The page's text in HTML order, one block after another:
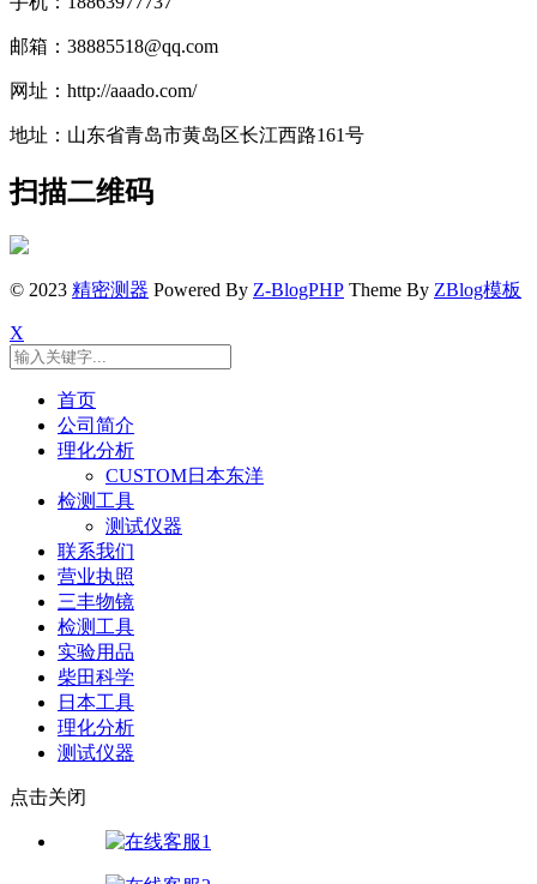
邮箱：38885518@qq.com
网址：http://aaado.com/
地址：山东省青岛市黄岛区长江西路161号
扫描二维码
© 2023 精密测器 Powered By Z-BlogPHP Theme By ZBlog模板
X
首页
公司简介
理化分析
CUSTOM日本东洋
检测工具
测试仪器
联系我们
营业执照
三丰物镜
检测工具
实验用品
柴田科学
日本工具
理化分析
测试仪器
点击关闭